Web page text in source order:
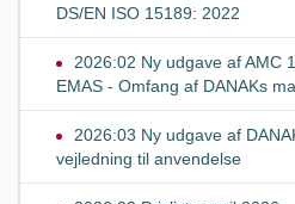
DS/EN ISO 15189: 2022
2026:02 Ny udgave af AMC
EMAS - Omfang af DANAKs
2026:03 Ny udgave af
vejledning til anvendelse